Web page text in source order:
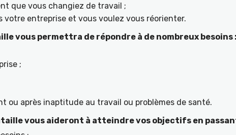
que vous changiez de travail ;
entreprise et vous voulez vous réorienter.
vous permettra de répondre à de nombreux besoins :
;
ou après inaptitude au travail ou problèmes de santé.
vous aideront à atteindre vos objectifs en